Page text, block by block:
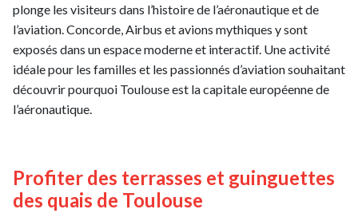
plonge les visiteurs dans l’histoire de l’aéronautique et de
l’aviation. Concorde, Airbus et avions mythiques y sont
exposés dans un espace moderne et interactif. Une activité
idéale pour les familles et les passionnés d’aviation souhaitant
découvrir pourquoi Toulouse est la capitale européenne de
l’aéronautique.
Profiter des terrasses et guinguettes
des quais de Toulouse